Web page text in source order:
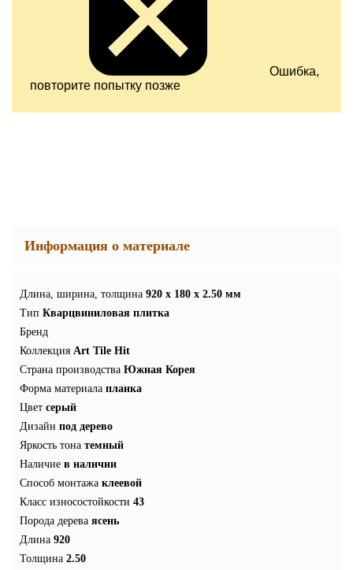
Ошибка,
повторите попытку позже
Информация о материале
Длина, ширина, толщина 920 x 180 x 2.50 мм
Тип Кварцвиниловая плитка
Бренд
Коллекция Art Tile Hit
Страна производства Южная Корея
Форма материала планка
Цвет серый
Дизайн под дерево
Яркость тона темный
Наличие в наличии
Способ монтажа клеевой
Класс износостойкости 43
Порода дерева ясень
Длина 920
Толщина 2.50